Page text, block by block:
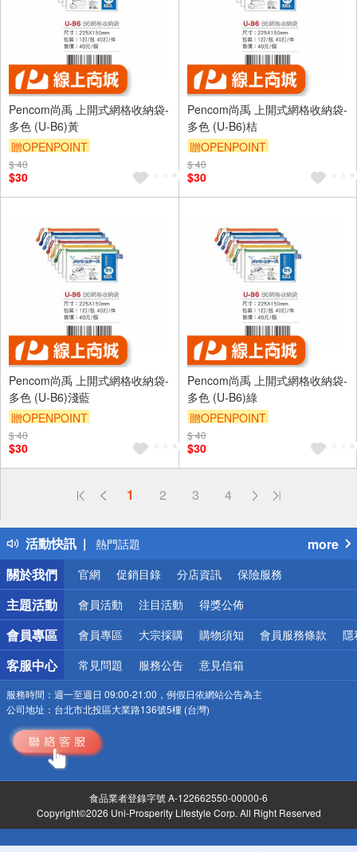
Pencom尚禹 上開式網格收納袋-
多色 (U-B6)黃
贈OPENPOINT
$ 40
$30
Pencom尚禹 上開式網格收納袋-
多色 (U-B6)桔
贈OPENPOINT
$ 40
$30
Pencom尚禹 上開式網格收納袋-
多色 (U-B6)淺藍
贈OPENPOINT
$ 40
$30
Pencom尚禹 上開式網格收納袋-
多色 (U-B6)綠
贈OPENPOINT
$ 40
$30
1 2 3 4
活動快訊
偏遠地區配送
得獎公告
熱門話題
銀行優惠
偏遠地區配送
詐騙網頁！請小心！
more
關於我們
官網 促銷目錄 分店資訊 保險服務
主題活動 會員活動 注目活動 得獎公佈
會員專區 會員專區 大宗採購 購物須知 會員服務條款 隱
客服中心 常見問題 服務公告 意見信箱
服務時間： 週一至週日 09:00-21:00，例假日依網站公告為主
公司地址： 台北市北投區大業路136號5樓 (台灣)
食品業者登錄字號 A-122662550-00000-6
Copyright©2026 Uni-Prosperity Lifestyle Corp. All Right Reserved